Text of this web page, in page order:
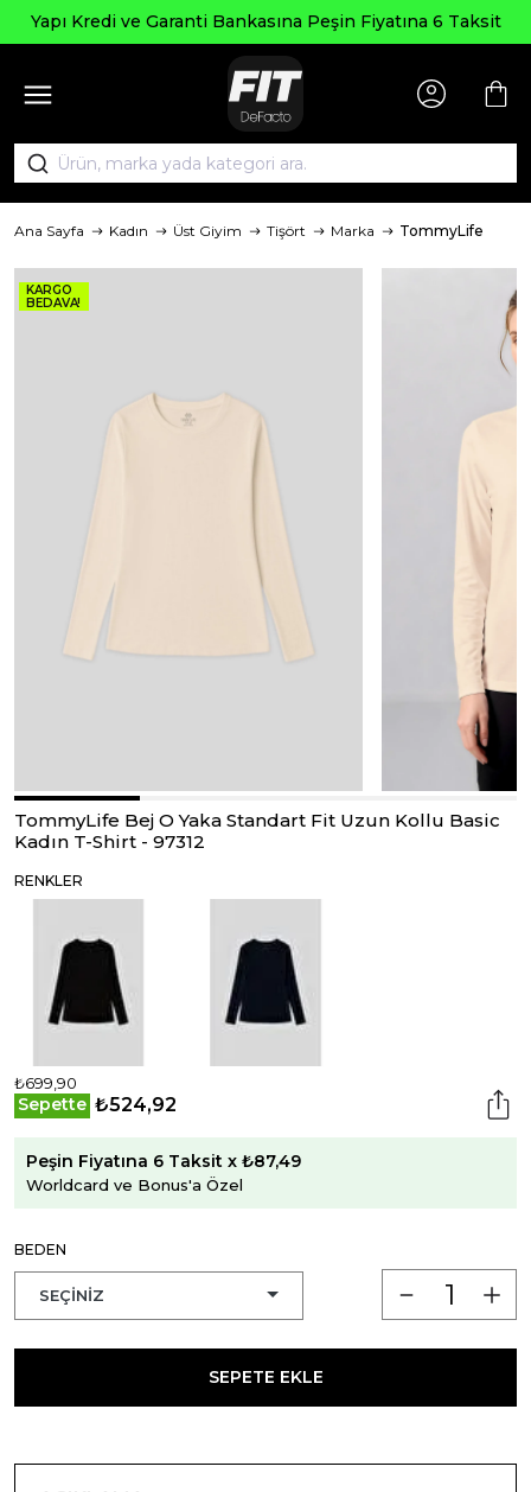
Yapı Kredi ve Garanti Bankasına Peşin Fiyatına 6 Taksit
Ana Sayfa Kadın Üst Giyim Tişört Marka TommyLife
KARGO
BEDAVA!
TommyLife Bej O Yaka Standart Fit Uzun Kollu Basic
Kadın T-Shirt - 97312
RENKLER
₺699,90
Sepette ₺524,92
Peşin Fiyatına 6 Taksit x ₺87,49
Worldcard ve Bonus'a Özel
BEDEN
SEPETE EKLE